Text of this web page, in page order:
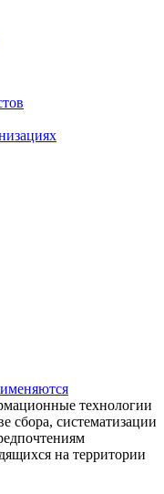
технологии
сбора, систематизации
на территории